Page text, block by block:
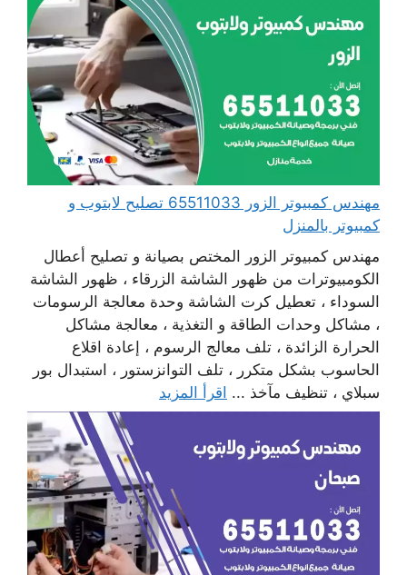
مهندس كمبيوتر الزور 65511033 تصليح لابتوب و
كمبيوتر بالمنزل
مهندس كمبيوتر الزور المختص بصيانة و تصليح أعطال
الكومبيوترات من ظهور الشاشة الزرقاء ، ظهور الشاشة
السوداء ، تعطيل كرت الشاشة وحدة معالجة الرسومات
، مشاكل وحدات الطاقة و التغذية ، معالجة مشاكل
الحرارة الزائدة ، تلف معالج الرسوم ، إعادة اقلاع
الحاسوب بشكل متكرر ، تلف التوانزستور ، استبدال بور
سبلاي ، تنظيف مآخذ ... اقرأ المزيد